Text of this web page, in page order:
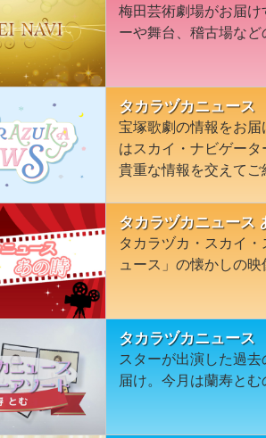
梅田芸術劇場がお届け
ーや舞台、稽古場など
タカラヅカニュース
宝塚歌劇の情報をお
はスカイ・ナビゲー
貴重な情報を交えてご
タカラヅカニュース
タカラヅカ・スカイ
ュース」の懐かしの映
タカラヅカニュース
スターが出演した過
届け。今月は蘭寿とむ